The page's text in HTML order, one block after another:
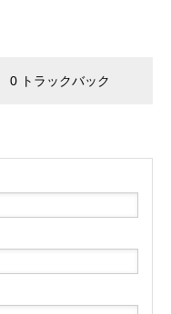
0 トラックバック